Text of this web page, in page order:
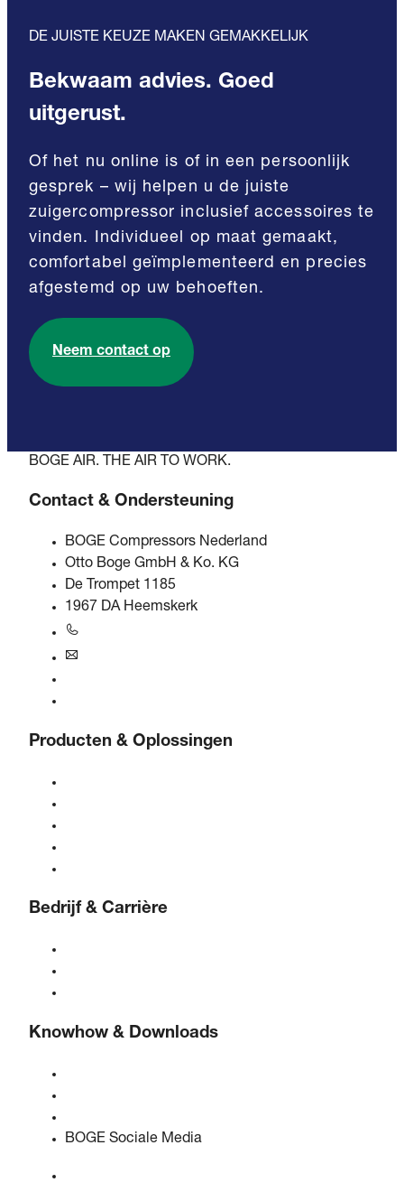
DE JUISTE KEUZE MAKEN GEMAKKELIJK
Bekwaam advies. Goed
uitgerust.
Of het nu online is of in een persoonlijk
gesprek – wij helpen u de juiste
zuigercompressor inclusief accessoires te
vinden. Individueel op maat gemaakt,
comfortabel geïmplementeerd en precies
afgestemd op uw behoeften.
Neem contact op
BOGE AIR. THE AIR TO WORK.
Contact & Ondersteuning
BOGE Compressors Nederland
Otto Boge GmbH & Ko. KG
De Trompet 1185
1967 DA Heemskerk
Producten & Oplossingen
Bedrijf & Carrière
Knowhow & Downloads
BOGE Sociale Media